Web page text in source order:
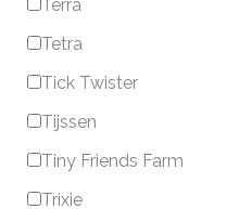
Terra
Tetra
Tick Twister
Tijssen
Tiny Friends Farm
Trixie